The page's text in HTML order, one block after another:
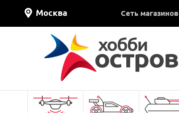
Москва Сеть магазинов